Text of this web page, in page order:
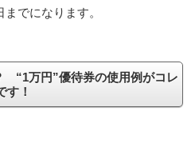
でになります。
“1万円”優待券の使用例がコレ
す！